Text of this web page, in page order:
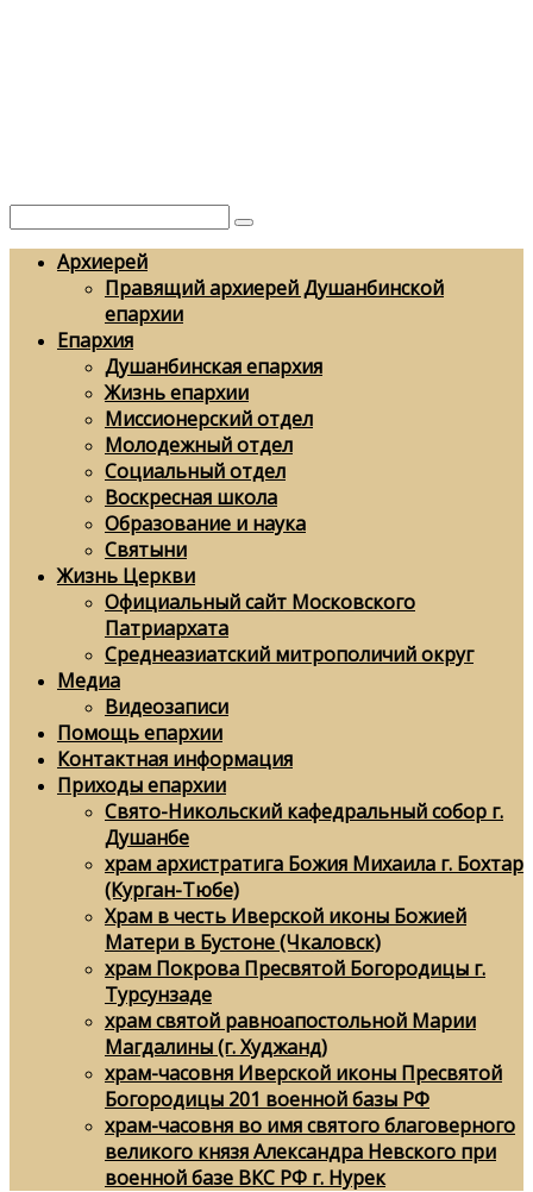
Архиерей
Правящий архиерей Душанбинской
епархии
Епархия
Душанбинская епархия
Жизнь епархии
Миссионерский отдел
Молодежный отдел
Социальный отдел
Воскресная школа
Образование и наука
Святыни
Жизнь Церкви
Официальный сайт Московского
Патриархата
Среднеазиатский митрополичий округ
Медиа
Видеозаписи
Помощь епархии
Контактная информация
Приходы епархии
Свято-Никольский кафедральный собор г.
Душанбе
храм архистратига Божия Михаила г. Бохтар
(Курган-Тюбе)
Храм в честь Иверской иконы Божией
Матери в Бустоне (Чкаловск)
храм Покрова Пресвятой Богородицы г.
Турсунзаде
храм святой равноапостольной Марии
Магдалины (г. Худжанд)
храм-часовня Иверской иконы Пресвятой
Богородицы 201 военной базы РФ
храм-часовня во имя святого благоверного
великого князя Александра Невского при
военной базе ВКС РФ г. Нурек